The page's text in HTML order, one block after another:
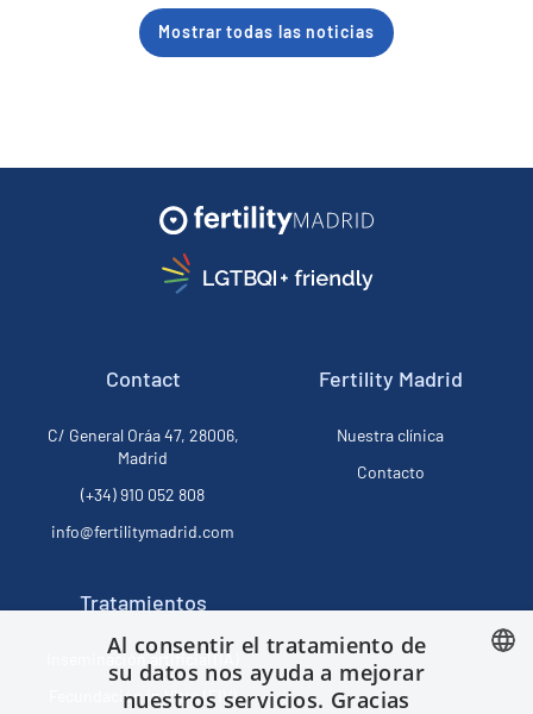
Mostrar todas las noticias
Contact
C/ General Oráa 47, 28006,
Madrid
(+34) 910 052 808
info@fertilitymadrid.com
Fertility Madrid
Nuestra clínica
Contacto
Tratamientos
Inseminación artificial (IA)
Fecundación in Vitro (FIV)
SPANISH
Al consentir el tratamiento de
su datos nos ayuda a mejorar
nuestros servicios. Gracias